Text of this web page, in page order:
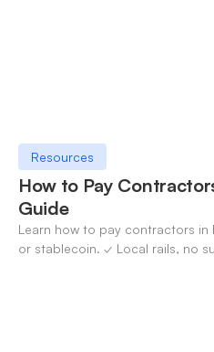
Resources
How to Pay
Guide
Learn how to pay contractors in
or stablecoin. ✓ Local rails, no